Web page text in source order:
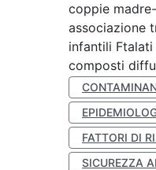
coppie
associazione
infantili Ftalati
composti
FATTORI DI
SICUREZZA